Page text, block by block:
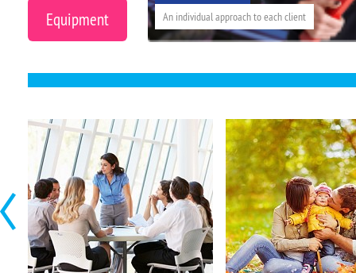
Equipment
Booking of artist
An individual approach to each client